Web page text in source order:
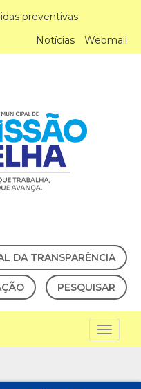
preventivas
Notícias
Webmail
DA TRANSPARÊNCIA
PESQUISAR